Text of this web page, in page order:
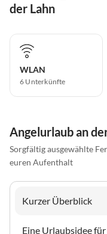
der Lahn
WLAN
6 Unterkünfte
Angelurlaub an
Sorgfältig ausgewählte
euren Aufenthalt
Kurzer Überblick
Eine Urlaubsidee